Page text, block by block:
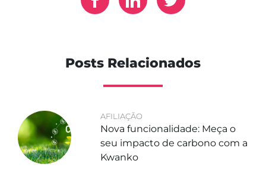
Posts Relacionados
AFILIAÇÃO
Nova funcionalidade: Meça o
seu impacto de carbono com a
Kwanko